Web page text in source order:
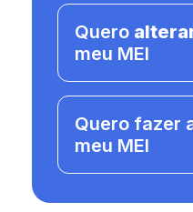
Quero
meu MEI
Quero fazer
meu MEI